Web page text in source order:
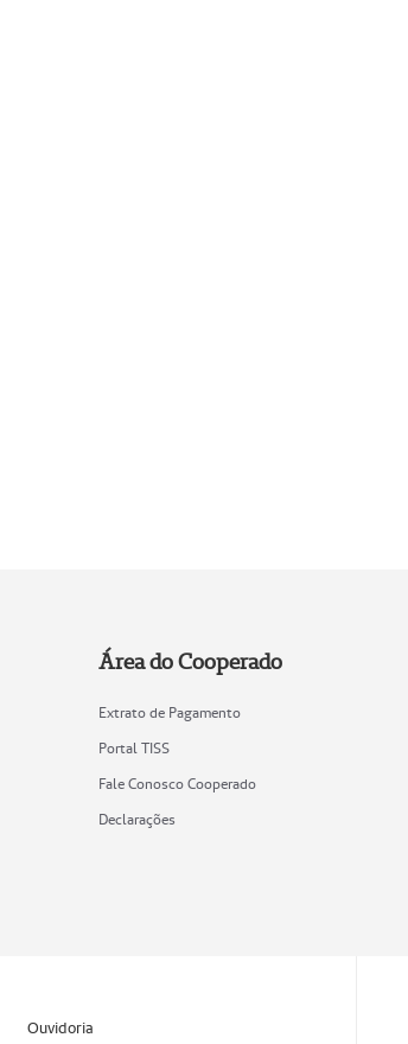
Área do Cooperado
Extrato de Pagamento
Portal TISS
Fale Conosco Cooperado
Declarações
Ouvidoria